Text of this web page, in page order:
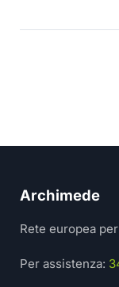
Archimede
Rete europea
Per assistenza: